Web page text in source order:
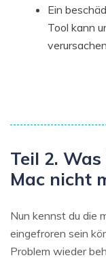
Ein
Tool kann
Teil 2.
Mac nicht
Nun kennst du die
eingefroren sein
Problem wieder